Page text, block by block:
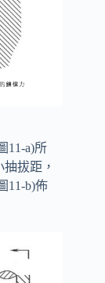
11-a)所
拔距，
11-b)佈